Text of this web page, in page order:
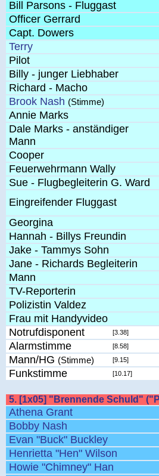
Bill Parsons - Fluggast
Officer Gerrard
Capt. Dowers
Terry
Pilot
Billy - junger Liebhaber
Richard - Macho
Brook Nash (Stimme)
Annie Marks
Dale Marks - anständiger
Mann
Cooper
Feuerwehrmann Wally
Sue - Flugbegleiterin G. Ward
Eingreifender Fluggast
Georgina
Hannah - Billys Freundin
Jake - Tammys Sohn
Jane - Richards Begleiterin
Mann
TV-Reporterin
Polizistin Valdez
Frau mit Handyvideo
Notrufdisponent
[3.38]
Alarmstimme [8.58]
Mann/HG (Stimme) [9.15]
Funkstimme [10.17]
5. [1x05] "Brennende Schuld"
Athena Grant
Bobby Nash
Evan "Buck" Buckley
Henrietta "Hen" Wilson
Howie "Chimney" Han